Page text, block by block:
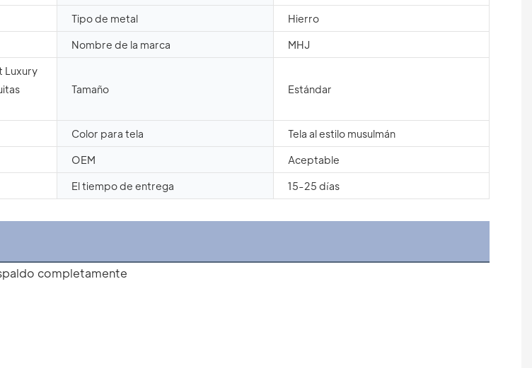
Tipo de metal Hierro
Nombre de la marca MHJ
Luxury
Tamaño Estándar
Color para tela Tela al estilo musulmán
OEM Aceptable
El tiempo de entrega 15-25 días